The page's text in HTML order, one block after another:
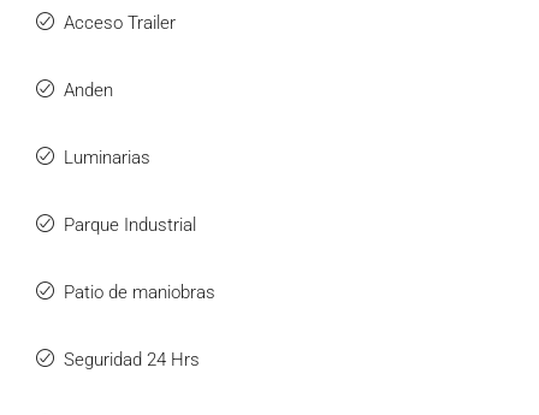
Acceso Trailer
Anden
Luminarias
Parque Industrial
Patio de maniobras
Seguridad 24 Hrs